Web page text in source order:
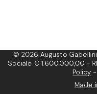
© 2026 Augusto Gabellini
Sociale € 1.600.000,00 -
Policy -
Made